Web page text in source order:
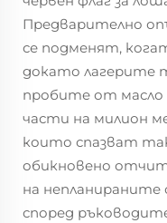
Предварително
се подменят,
докато лагерите
пробите от масло
части на милион
които спазват
обикновено
на непланираните
според